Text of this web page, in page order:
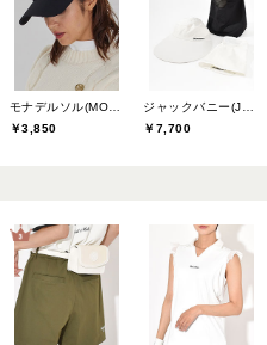
モナデルソル(MONA DELSOL)
￥3,850
ジャックバニー(Jack Bunny)
￥7,700